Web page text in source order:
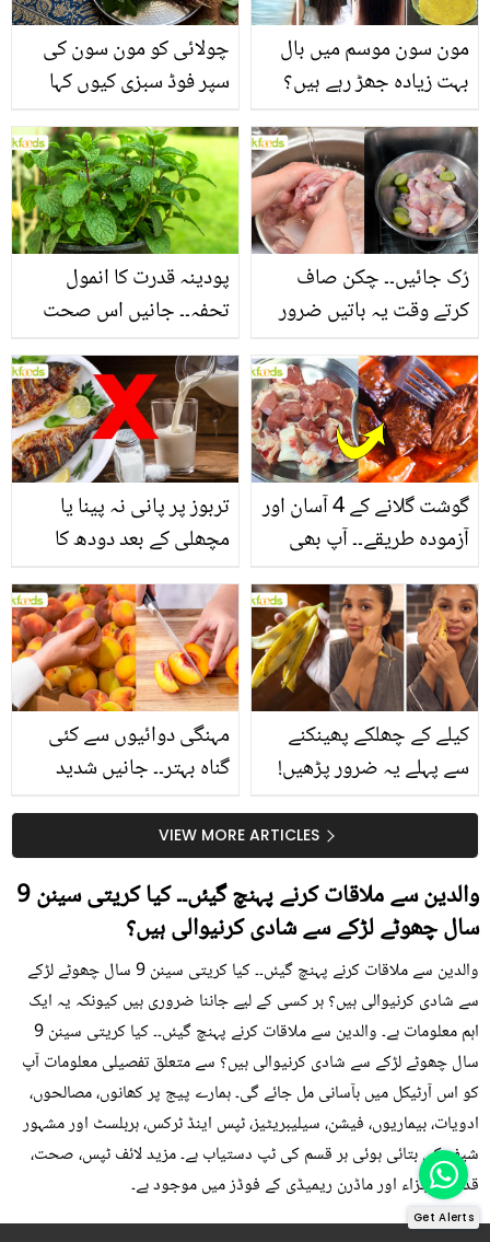
چولائی کو مون سون کی
سپر فوڈ سبزی کیوں کہا
منرلز اور اینٹی آکسیڈنٹس
سے بھرپور اس سبزی کے
فائدے
مون سون موسم میں بال
بہت زیادہ جھڑ رہے ہیں؟
بنانے کے چند قدرتی طریقے
پودینہ قدرت کا انمول
تحفہ۔۔ جانیں اس صحت
انگیز طبی فوائد
رُک جائیں۔۔ چکن صاف
کرتے وقت یہ باتیں ضرور
تربوز پر پانی نہ پینا یا
مچھلی کے بعد دودھ کا
سے متعلق غلط فہمیوں کی
حقیقت کیا ہے اور افواہ
کیا؟
گوشت گلانے کے 4 آسان اور
آزمودہ طریقے۔۔ آپ بھی
بتائے راز
مہنگی دوائیوں سے کئی
گناہ بہتر۔۔ جانیں شدید
کیوں کھانا چاہیے؟
کیلے کے چھلکے پھینکنے
سے پہلے یہ ضرور پڑھیں!
سستا اور قدرتی حلVIEW MORE ARTICLES
والدین سے ملاقات کرنے پہنچ گیئں۔۔ کیا کریتی سینن 9
سال چھوٹے لڑکے سے شادی کرنیوالی ہیں؟
والدین سے ملاقات کرنے پہنچ گیئں۔۔ کیا کریتی سینن 9 سال چھوٹے لڑکے
سے شادی کرنیوالی ہیں؟ ہر کسی کے لیے جاننا ضروری ہیں کیونکہ یہ ایک
اہم معلومات ہے۔ والدین سے ملاقات کرنے پہنچ گیئں۔۔ کیا کریتی سینن 9
سال چھوٹے لڑکے سے شادی کرنیوالی ہیں؟ سے متعلق تفصیلی معلومات آپ
کو اس آرٹیکل میں بآسانی مل جائے گی۔ ہمارے پیج پر کھانوں، مصالحوں،
ادویات، بیماریوں، فیشن، سیلیبریٹیز، ٹپس اینڈ ٹرکس، ہربلسٹ اور مشہور
شیف کی بتائی ہوئی ہر قسم کی ٹپ دستیاب ہے۔ مزید لائف ٹپس، صحت،
قدرتی اجزاء اور ماڈرن ریمیڈی کے فوڈز میں موجود ہے۔
Get Alerts